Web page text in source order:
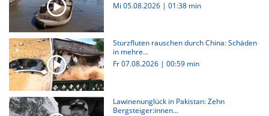
Mi 05.08.2026 | 01:38 min
Sturzfluten rauschen durch China: Schäden
in mehre...
Fr 07.08.2026 | 00:59 min
Lawinenunglück in Pakistan: Zehn
Bergsteiger:innen...